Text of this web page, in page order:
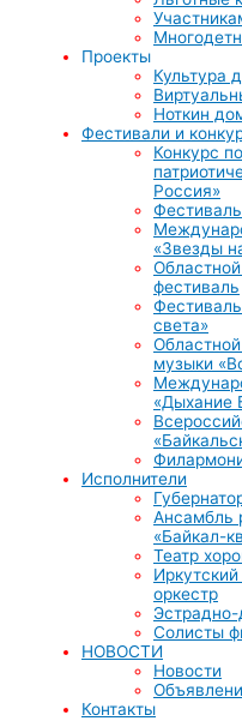
Проекты
Культура
Ноткин
Фестивали и
Конкурс
Россия»
«Звезды
фестиваль
света»
музыки
«Дыхание
Исполнители
Ансамбль
«Байкал-
Театр
оркестр
Солисты
НОВОСТИ
Новости
Контакты